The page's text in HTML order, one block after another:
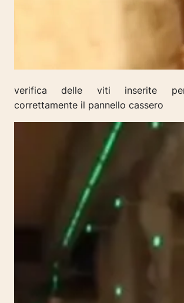
verifica delle viti inserite per
correttamente il pannello cassero